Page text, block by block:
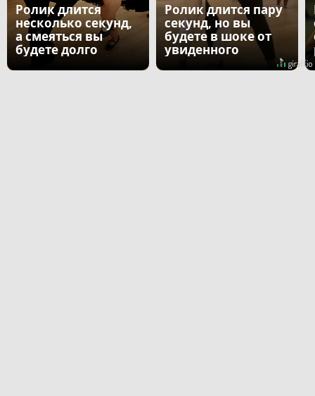
Ролик длится
несколько секунд,
а смеяться вы
будете долго
Ролик длится пару
секунд, но вы
будете в шоке от
увиденного